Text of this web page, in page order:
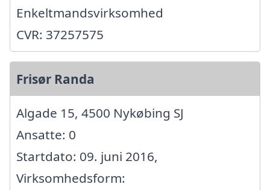
Enkeltmandsvirksomhed
CVR: 37257575
Frisør Randa
Algade 15, 4500 Nykøbing SJ
Ansatte: 0
Startdato: 09. juni 2016,
Virksomhedsform: